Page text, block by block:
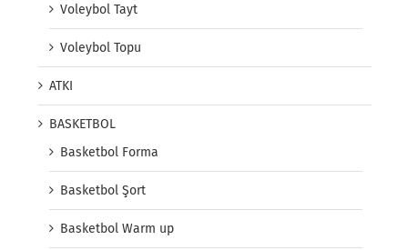
Voleybol Tayt
Voleybol Topu
ATKI
BASKETBOL
Basketbol Forma
Basketbol Şort
Basketbol Warm up